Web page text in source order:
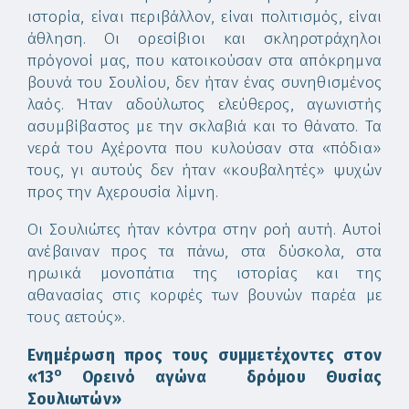
ιστορία, είναι περιβάλλον, είναι πολιτισμός, είναι
άθληση. Οι ορεσίβιοι και σκληροτράχηλοι
πρόγονοί μας, που κατοικούσαν στα απόκρημνα
βουνά του Σουλίου, δεν ήταν ένας συνηθισμένος
λαός. Ήταν αδούλωτος ελεύθερος, αγωνιστής
ασυμβίβαστος με την σκλαβιά και το θάνατο. Τα
νερά του Αχέροντα που κυλούσαν στα «πόδια»
τους, γι αυτούς δεν ήταν «κουβαλητές» ψυχών
προς την Αχερουσία λίμνη.
Οι Σουλιώτες ήταν κόντρα στην ροή αυτή. Αυτοί
ανέβαιναν προς τα πάνω, στα δύσκολα, στα
ηρωικά μονοπάτια της ιστορίας και της
αθανασίας στις κορφές των βουνών παρέα με
τους αετούς».
Ενημέρωση προς τους συμμετέχοντες στον
«13ο
Ορεινό αγώνα δρόμου Θυσίας
Σουλιωτών»